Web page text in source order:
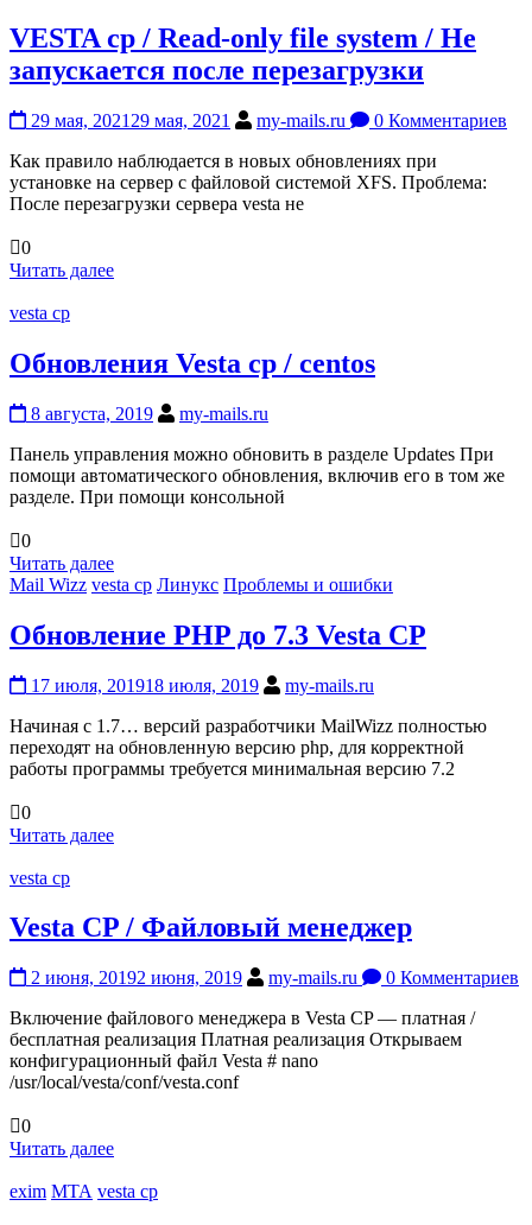
VESTA cp / Read-only file system / Не
запускается после перезагрузки
29 мая, 2021 29 мая, 2021 my-mails.ru
0 Комментариев
Как правило наблюдается в новых обновлениях при
установке на сервер с файловой системой XFS. Проблема:
После перезагрузки сервера vesta не
0
Читать далее
vesta cp
Обновления Vesta cp / centos
8 августа, 2019
my-mails.ru
Панель управления можно обновить в разделе Updates При
помощи автоматического обновления, включив его в том же
разделе. При помощи консольной
0
Читать далее
Mail Wizz vesta cp Линукс Проблемы и ошибки
Обновление PHP до 7.3 Vesta CP
17 июля, 201918 июля, 2019
my-mails.ru
Начиная с 1.7… версий разработчики MailWizz полностью
переходят на обновленную версию php, для корректной
работы программы требуется минимальная версию 7.2
0
Читать далее
vesta cp
Vesta CP / Файловый менеджер
2 июня, 20192 июня, 2019 my-mails.ru
0 Комментариев
Включение файлового менеджера в Vesta CP — платная /
бесплатная реализация Платная реализация Открываем
конфигурационный файл Vesta # nano
/usr/local/vesta/conf/vesta.conf
0
Читать далее
exim MTA vesta cp